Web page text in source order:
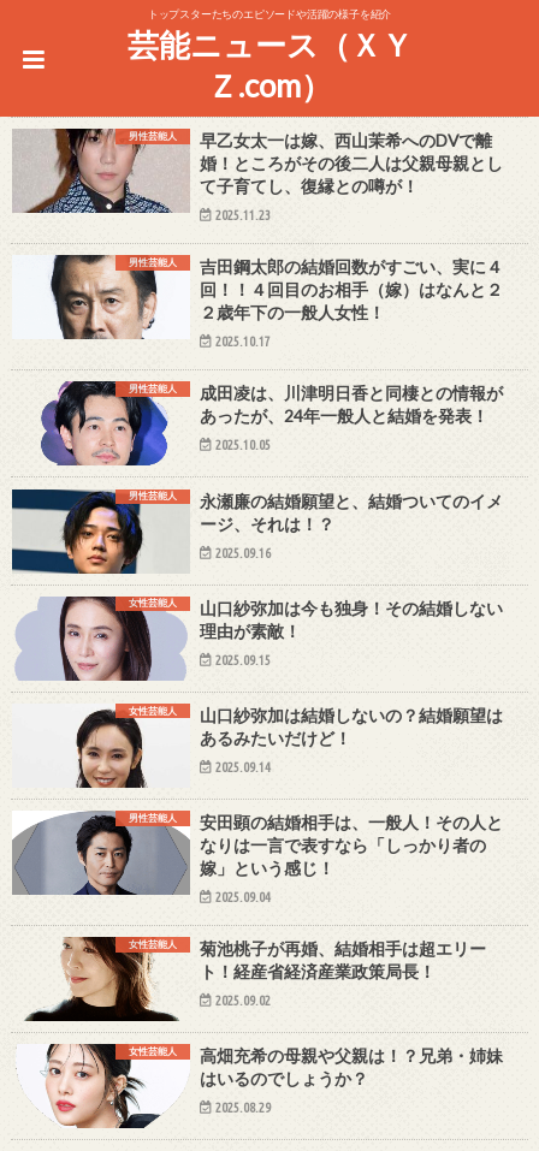
トップスターたちのエピソードや活躍の様子を紹介
芸能ニュース（ＸＹ
Ｚ.com）
男性芸能人
早乙女太一は嫁、西山茉希へのDVで離
婚！ところがその後二人は父親母親とし
て子育てし、復縁との噂が！
2025.11.23
男性芸能人
吉田鋼太郎の結婚回数がすごい、実に４
回！！４回目のお相手（嫁）はなんと２
２歳年下の一般人女性！
2025.10.17
男性芸能人
成田凌は、川津明日香と同棲との情報が
あったが、24年一般人と結婚を発表！
2025.10.05
男性芸能人
永瀬廉の結婚願望と、結婚ついてのイメ
ージ、それは！？
2025.09.16
女性芸能人
山口紗弥加は今も独身！その結婚しない
理由が素敵！
2025.09.15
女性芸能人
山口紗弥加は結婚しないの？結婚願望は
あるみたいだけど！
2025.09.14
男性芸能人
安田顕の結婚相手は、一般人！その人と
なりは一言で表すなら「しっかり者の
嫁」という感じ！
2025.09.04
女性芸能人
菊池桃子が再婚、結婚相手は超エリー
ト！経産省経済産業政策局長！
2025.09.02
女性芸能人
高畑充希の母親や父親は！？兄弟・姉妹
はいるのでしょうか？
2025.08.29